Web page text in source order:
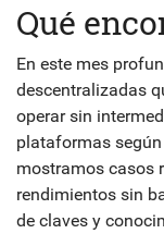
Qué
En este mes
descentralizadas
operar sin
plataformas
mostramos casos
rendimientos sin
de claves y